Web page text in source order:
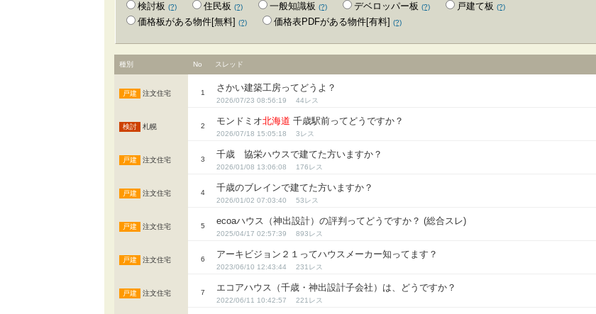
検討板 (?) 住民板 (?) 一般知識板 (?) デベロッパー板 (?) 戸建て板 (?)
価格板がある物件[無料] (?) 価格表PDFがある物件[有料] (?)
種別 No スレッド
注文住宅 1
さかい建築工房ってどうよ？
2026/07/23 08:56:19 44
札幌 2
モンドミオ北海道 千歳駅前ってどうですか？
2026/07/18 15:05:18 3
注文住宅 3
千歳 協栄ハウスで建てた方いますか？
2026/01/08 13:06:08 176
注文住宅 4
千歳のブレインで建てた方いますか？
2026/01/02 07:03:40 53
注文住宅 5
ecoaハウス（神出設計）の評判ってどうですか？ (総合スレ)
2025/04/17 02:57:39 893
注文住宅 6
アーキビジョン２１ってハウスメーカー知ってます？
2023/06/10 12:43:44 231
注文住宅 7
エコアハウス（千歳・神出設計子会社）は、どうですか？
2022/06/11 10:42:57 221